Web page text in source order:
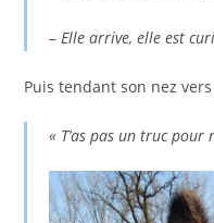
– Elle arrive, elle est
Puis tendant son nez
« T’as pas un truc pour